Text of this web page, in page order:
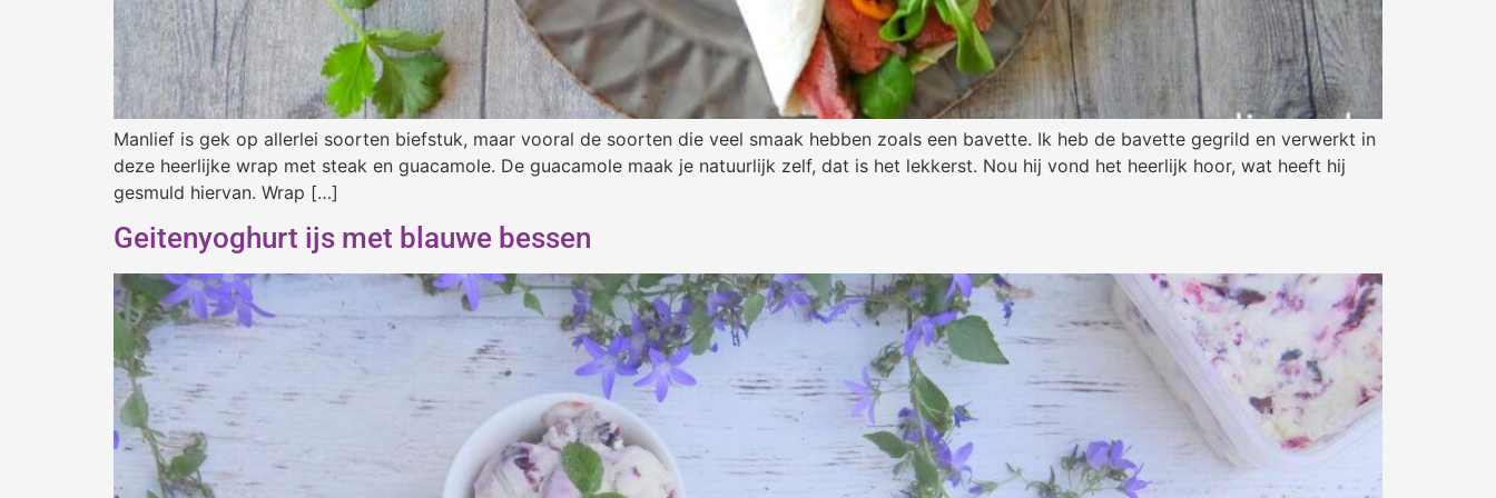
Manlief is gek op allerlei soorten biefstuk, maar vooral de soorten die veel smaak hebben zoals een bavette. Ik heb de bavette gegrild en verwerkt in
deze heerlijke wrap met steak en guacamole. De guacamole maak je natuurlijk zelf, dat is het lekkerst. Nou hij vond het heerlijk hoor, wat heeft hij
gesmuld hiervan. Wrap […]
Geitenyoghurt ijs met blauwe bessen